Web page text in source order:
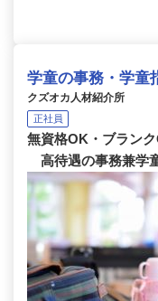
学童の事務・学童
クズオカ人材紹介所
正社員
無資格OK・ブラン
高待遇の事務兼学